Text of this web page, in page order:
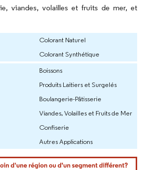
viandes, volailles et fruits de mer, et
Colorant Naturel
Colorant Synthétique
Boissons
Produits Laitiers et Surgelés
Boulangerie-Pâtisserie
Viandes, Volailles et Fruits de Mer
Confiserie
Autres Applications